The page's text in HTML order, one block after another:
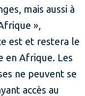
mais aussi à
»,
est et restera le
en Afrique. Les
ne peuvent se
accès au